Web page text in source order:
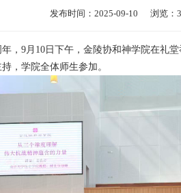
发布时间：2025-09-10      浏览：
，9月10日下午，金陵协和神学院在礼
，学院全体师生参加。